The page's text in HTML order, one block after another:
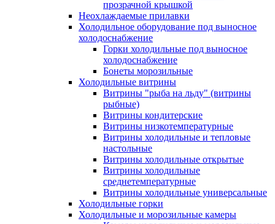
прозрачной крышкой
Неохлаждаемые прилавки
Холодильное оборудование под выносное
холодоснабжение
Горки холодильные под выносное
холодоснабжение
Бонеты морозильные
Холодильные витрины
Витрины "рыба на льду" (витрины
рыбные)
Витрины кондитерские
Витрины низкотемпературные
Витрины холодильные и тепловые
настольные
Витрины холодильные открытые
Витрины холодильные
среднетемпературные
Витрины холодильные универсальные
Холодильные горки
Холодильные и морозильные камеры